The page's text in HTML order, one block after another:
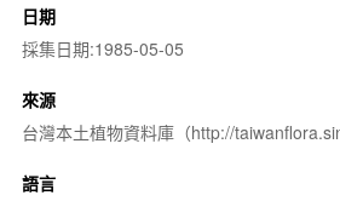
日期
採集日期:1985-05-05
來源
台灣本土植物資料庫（http://
語言